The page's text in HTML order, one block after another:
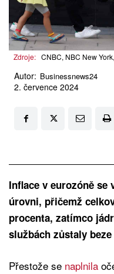
Zdroje: CNBC, NBC New
Autor: Businessnews24
2. července 2024
Inflace v eurozóně
úrovni, přičemž
procenta, zatímco
službách zůstaly beze
Přestože se naplnila